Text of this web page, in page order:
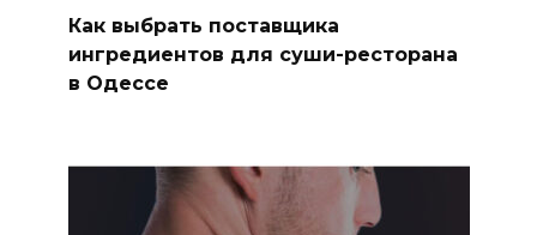
Как выбрать поставщика
ингредиентов для суши-ресторана
в Одессе